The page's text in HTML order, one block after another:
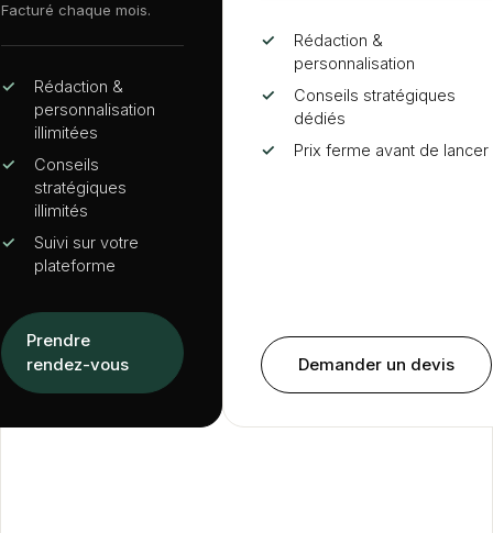
Facturé chaque mois.
✓ Rédaction &
personnalisation
illimitées
✓
Conseils
stratégiques
illimités
✓
Suivi sur votre
plateforme
Prendre
rendez-vous
✓ Rédaction &
personnalisation
✓
Conseils stratégiques
dédiés
✓
Prix ferme avant de lancer
Demander un devis